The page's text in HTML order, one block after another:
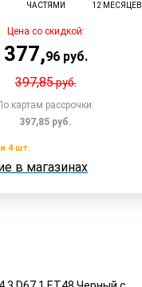
ЧАСТЯМИ
12 МЕСЯЦЕВ
Цена со скидкой:
377,96руб.
397,85руб.
картам рассрочки:
397,85 руб.
В корзину
шт.
4 шт.
в магазинах